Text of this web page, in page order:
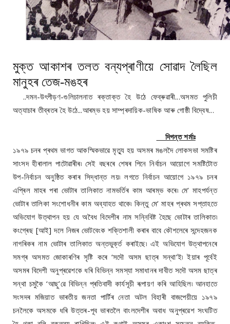
মুক্ত আকাশৰ তলত বন্যপ্ৰাণীয়ে সোৱাদ লৈছিল
মানুহৰ তেজ-মঙহৰ
..দমন-উৎপীড়ণ-গুলিচালনাত ৰক্তাক্ত হৈ উঠে ফেব্ৰুৱাৰী...অসমত পুলিচী
অত্যাচাৰ তীব্ৰতৰ হৈ উঠে...আৰম্ভ হয় সাম্প্ৰদায়িক-ভাষিক আৰু গোষ্ঠী বিদ্বেষ...
দিগন্ত শৰ্মাঃ
১৯৭৯ চনৰ প্ৰথম ভাগত আকস্মিকভাৱে মৃত্যু হয় অসমৰ মঙলদৈ লোকসভা সমষ্টিৰ
সাংসদ হীৰালাল পাটোৱাৰীৰ৷ সেই বছৰৰে শেষৰ পিনে নিৰ্বাচন আয়োগে সমষ্টিটোত
উপ-নিৰ্বাচন অনুষ্ঠিত কৰাৰ সিদ্ধান্ত লয়৷ লগতে নিৰ্বাচন আয়োগে ১৯৭৯ চনৰ
এপ্ৰিল মাহৰ পৰা ভোটাৰ তালিকাত নামভৰ্তিৰ কাম আৰম্ভ কৰে৷ মে’ মাহপৰ্যন্ত
ভোটাৰ তালিকা সংশোধনীৰ কাম অব্যাহত থাকে৷ কিন্তু মে’ মাহৰ প্ৰথম সপ্তাহতে
অভিযোগ উত্থাপন হয় যে অবৈধ বিদেশীৰ নাম সন্নিবিষ্ট হৈছে ভোটাৰ তালিকাত৷
কংগ্ৰেছ [আই] দলে নিজৰ ভোটবেংক শক্তিশালী কৰাৰ বাবে কৌশলেৰে সন্দেহজনক
নাগৰিকৰ নাম ভোটাৰ তালিকাত অন্তভুৰ্ক্ত কৰাইছে৷ এই অভিযোগ উত্থাপনেৰে
সমগ্ৰ অসমত জোকাৰণিৰ সৃষ্টি কৰে ‘সদৌ অসম ছাত্ৰ সন্থা’ই৷ ইয়াৰ পূৰ্বেই
অসমৰ বিদেশী অনুপ্ৰৱেশকে ধৰি বিভিন্ন সমস্যা সমাধানৰ দাবীত সদৌ অসম ছাত্ৰ
সন্থা চমুকৈ ‘আছু’ৱে বিভিন্ন প্ৰতিবাদী কাৰ্যসূচী ৰূপায়ণ কৰি আহিছিল৷ আনহাতে
সংসদৰ মজিয়াত ভাৰতীয় জনতা পাৰ্টিৰ নেতা অটল বিহাৰী বাজপেয়ীয়ে ১৯৭৯
চনলৈকে অসমকে ধৰি উত্তৰ-পূব ভাৰতলৈ বাংলদেশীৰ অবাধ অনুপ্ৰৱেশ সংঘটিত